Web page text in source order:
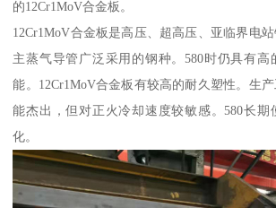
的12Cr1MoV合金板。
12Cr1MoV合金板是高压、超高压、亚临界电
主蒸气导管广泛采用的钢种。580时仍具有高
能。12Cr1MoV合金板有较高的耐久塑性。生
能杰出，但对正火冷却速度较敏感。580长期
化。